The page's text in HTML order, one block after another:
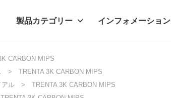
製品カテゴリー
クセサリー
インフォメーション
ブログ
CARBON MIPS
TRENTA 3K CARBON MIPS
アル
TRENTA 3K CARBON MIPS